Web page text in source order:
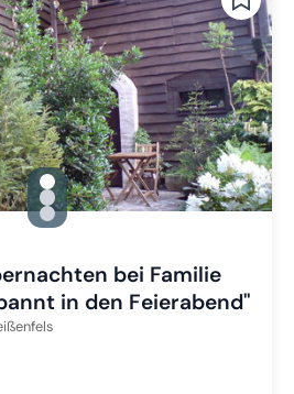
gallery.slide_selector
Zu Slide 1 wechseln
Zu Slide 2 wechseln
Zu Slide 3 wechseln
bei Familie
in den Feierabend"